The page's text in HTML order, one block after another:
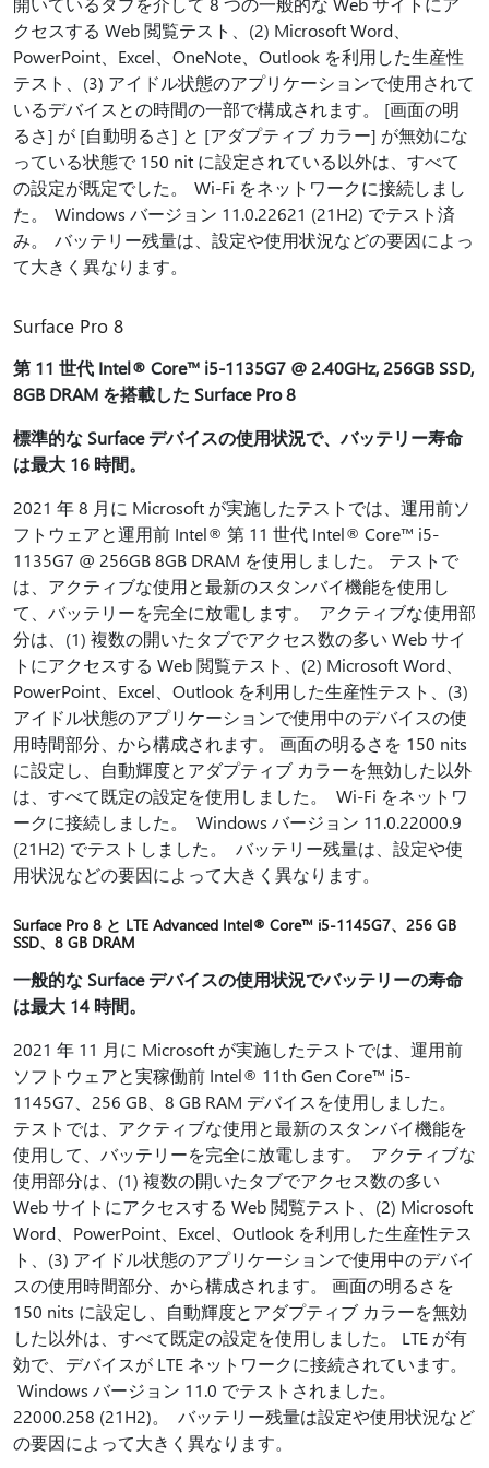
クセスする Web 閲覧テスト、(2) Microsoft Word、
PowerPoint、Excel、OneNote、Outlook を利用した生産性
テスト、(3) アイドル状態のアプリケーションで使用されて
いるデバイスとの時間の一部で構成されます。 [画面の明
るさ] が [自動明るさ] と [アダプティブ カラー] が無効にな
っている状態で 150 nit に設定されている以外は、すべて
の設定が既定でした。 Wi-Fi をネットワークに接続しまし
た。 Windows バージョン 11.0.22621 (21H2) でテスト済
み。 バッテリー残量は、設定や使用状況などの要因によっ
て大きく異なります。
Surface Pro 8
第 11 世代 Intel® Core™ i5-1135G7 @ 2.40GHz, 256GB SSD,
8GB DRAM を搭載した Surface Pro 8
標準的な Surface デバイスの使用状況で、バッテリー寿命
は最大 16 時間。
2021 年 8 月に Microsoft が実施したテストでは、運用前ソ
フトウェアと運用前 Intel® 第 11 世代 Intel® Core™ i5-
1135G7 @ 256GB 8GB DRAM を使用しました。 テストで
は、アクティブな使用と最新のスタンバイ機能を使用し
て、バッテリーを完全に放電します。 アクティブな使用部
分は、(1) 複数の開いたタブでアクセス数の多い Web サイ
トにアクセスする Web 閲覧テスト、(2) Microsoft Word、
PowerPoint、Excel、Outlook を利用した生産性テスト、(3)
アイドル状態のアプリケーションで使用中のデバイスの使
用時間部分、から構成されます。 画面の明るさを 150 nits
に設定し、自動輝度とアダプティブ カラーを無効した以外
は、すべて既定の設定を使用しました。 Wi-Fi をネットワ
ークに接続しました。 Windows バージョン 11.0.22000.9
(21H2) でテストしました。 バッテリー残量は、設定や使
用状況などの要因によって大きく異なります。
Surface Pro 8 と LTE Advanced Intel® Core™ i5-1145G7、256 GB
SSD、8 GB DRAM
一般的な Surface デバイスの使用状況でバッテリーの寿命
は最大 14 時間。
2021 年 11 月に Microsoft が実施したテストでは、運用前
ソフトウェアと実稼働前 Intel® 11th Gen Core™ i5-
1145G7、256 GB、8 GB RAM デバイスを使用しました。
テストでは、アクティブな使用と最新のスタンバイ機能を
使用して、バッテリーを完全に放電します。 アクティブな
使用部分は、(1) 複数の開いたタブでアクセス数の多い
Web サイトにアクセスする Web 閲覧テスト、(2) Microsoft
Word、PowerPoint、Excel、Outlook を利用した生産性テス
ト、(3) アイドル状態のアプリケーションで使用中のデバイ
スの使用時間部分、から構成されます。 画面の明るさを
150 nits に設定し、自動輝度とアダプティブ カラーを無効
した以外は、すべて既定の設定を使用しました。 LTE が有
効で、デバイスが LTE ネットワークに接続されています。
Windows バージョン 11.0 でテストされました。
22000.258 (21H2)。 バッテリー残量は設定や使用状況など
の要因によって大きく異なります。